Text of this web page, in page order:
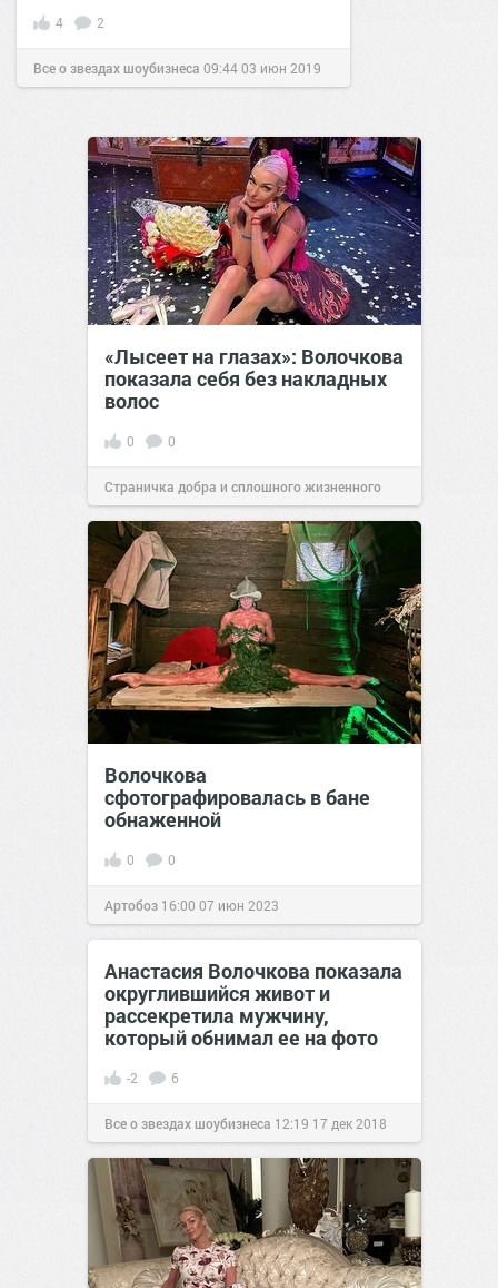
4 2
Все о звездах шоубизнеса 09:4403 июн 2019
«Лысеет на глазах»: Волочкова
показала себя без накладных
волос
0 0
Страничка добра и сплошного жизненного
позитива!06:0008 фев 2022
Волочкова
сфотографировалась в бане
обнаженной
0 0
Артобоз 16:00 07 июн 2023
Анастасия Волочкова показала
округлившийся живот и
рассекретила мужчину,
который обнимал ее на фото
-2 6
Все о звездах шоубизнеса 12:19 17 дек 2018